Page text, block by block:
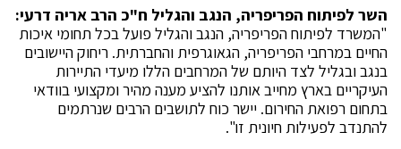
השר לפיתוח הפריפריה, הנגב והגליל ח"כ הרב אריה דרעי:
"המשרד לפיתוח הפריפריה, הנגב והגליל פועל בכל תחומי איכות
החיים במרחבי הפריפריה, הגאוגרפית והחברתית. ריחוק היישובים
בנגב ובגליל לצד היותם של המרחבים הללו מיעדי התיירות
העיקריים בארץ מחייב אותנו להציע מענה מהיר ומקצועי בוודאי
בתחום רפואת החירום. יישר כוח לתושבים הרבים שנרתמים
להתנדב לפעילות חיונית זו".